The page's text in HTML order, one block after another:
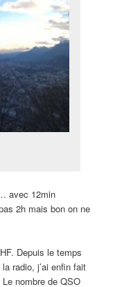
avec 12min
2h mais bon on ne
Depuis le temps
radio, j’ai enfin fait
nombre de QSO